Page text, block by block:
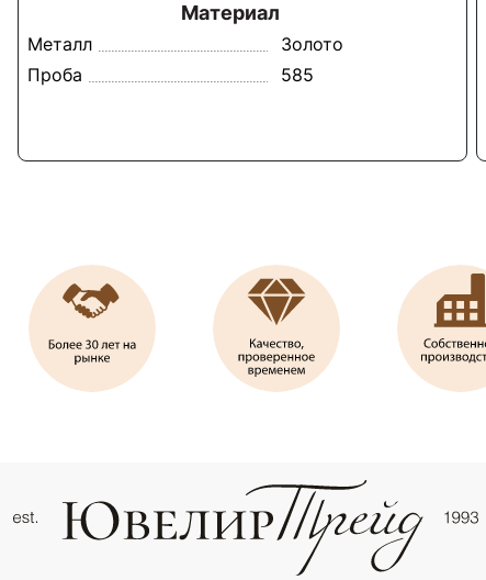
Материал
Металл
Золото
Проба
585